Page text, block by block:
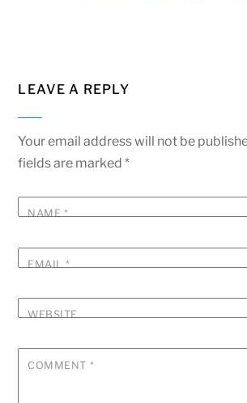
LEAVE A REPLY
Your email address will not be
fields are marked*
NAME*
EMAIL*
WEBSITE
COMMENT *